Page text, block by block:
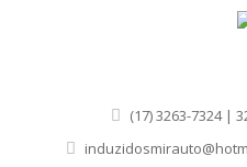
(17) 3263-7324 |